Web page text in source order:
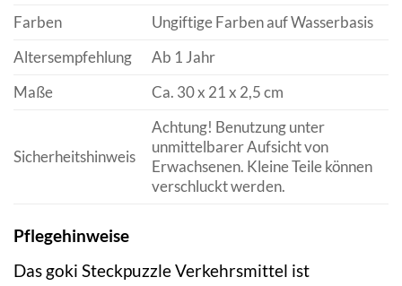
Farben
Ungiftige Farben auf Wasserbasis
Altersempfehlung
Ab 1 Jahr
Maße
Ca. 30 x 21 x 2,5 cm
Sicherheitshinweis
Achtung! Benutzung unter
unmittelbarer Aufsicht von
Erwachsenen. Kleine Teile können
verschluckt werden.
Pflegehinweise
Das goki Steckpuzzle Verkehrsmittel ist